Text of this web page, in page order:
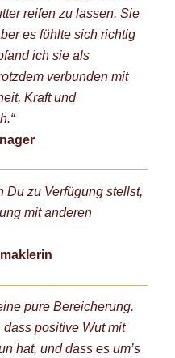
reifen zu lassen. Sie
es fühlte sich richtig
ich sie als
verbunden mit
Kraft und
Du zu Verfügung stellst,
mit anderen
pure Bereicherung.
positive Wut mit
hat, und dass es um’s